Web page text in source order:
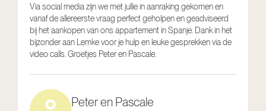
Via social media zijn we met jullie in aanraking gekomen en
vanaf de allereerste vraag perfect geholpen en geadviseerd
bij het aankopen van ons appartement in Spanje. Dank in het
bijzonder aan Lemke voor je hulp en leuke gesprekken via de
video calls. Groetjes Peter en Pascale.
Peter en Pascale